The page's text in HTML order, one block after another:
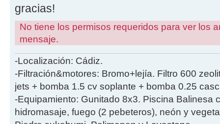
gracias!
No tiene los permisos requeridos para ver los
mensaje.
-Localización: Cádiz.
-Filtración&motores: Bromo+lejía. Filtro 600
jets + bomba 1.5 cv soplante + bomba 0.25
-Equipamiento: Gunitado 8x3. Piscina Balinesa
hidromasaje, fuego (2 pebeteros), neón y